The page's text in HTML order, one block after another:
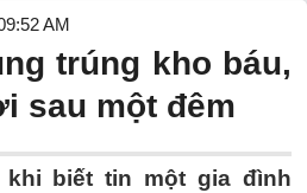
AM
trúng kho báu,
sau một đêm
khi biết tin một gia đình